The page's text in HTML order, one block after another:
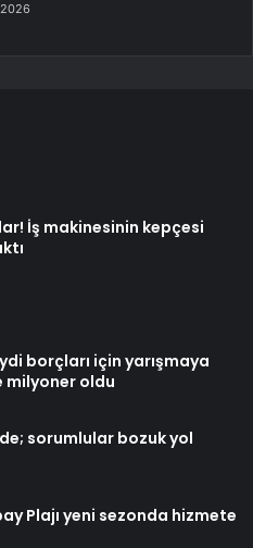
İş makinesinin kepçesi
borçları için yarışmaya
milyoner oldu
sorumlular bozuk yol
Plajı yeni sezonda hizmete